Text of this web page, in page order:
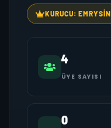
KURUCU: EMRYSIN
4
ÜYE SAYISI
0